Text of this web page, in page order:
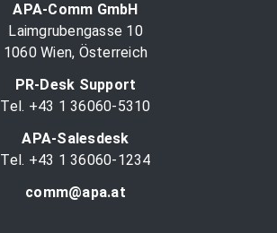
APA-Comm GmbH
Laimgrubengasse 10
1060 Wien, Österreich
PR-Desk Support
Tel. +43 1 36060-5310
APA-Salesdesk
Tel. +43 1 36060-1234
comm@apa.at